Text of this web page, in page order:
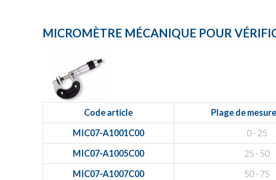
MICROMÈTRE MÉCANIQUE POUR
Code article Plage de
MIC07-A1001C00
0 - 25
MIC07-A1005C00
25 - 50
MIC07-A1007C00
50 - 75